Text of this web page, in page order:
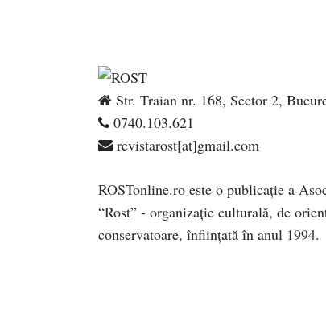
Str. Traian nr. 168, Sector 2,
0740.103.621
revistarost[at]gmail.com
ROSTonline.ro este o publicaţie a
“Rost” - organizaţie culturală, de
conservatoare, înfiinţată în anul 1994.